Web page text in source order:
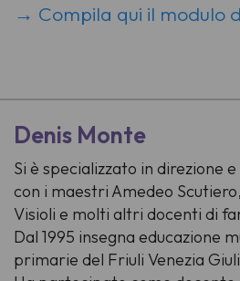
→ Compila qui il modulo
Denis Monte
Si è specializzato in direzione
con i maestri Amedeo
Visioli e molti altri docenti di
Dal 1995 insegna educazione
primarie del Friuli Venezia